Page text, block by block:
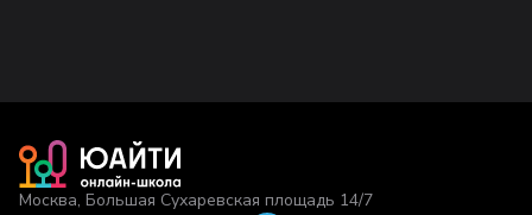
Москва, Большая Сухаревская площадь 14/7